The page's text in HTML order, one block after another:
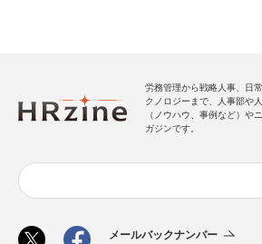
労務管理から戦略人事、日
クノロジーまで、人事部や
（ノウハウ、事例など）や
ガジンです。
メールバックナンバー